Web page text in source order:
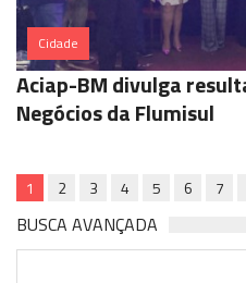
Cidade
Aciap-BM divulga
Negócios da Flumisul
1 2 3 4 5 6 7
BUSCA AVANÇADA